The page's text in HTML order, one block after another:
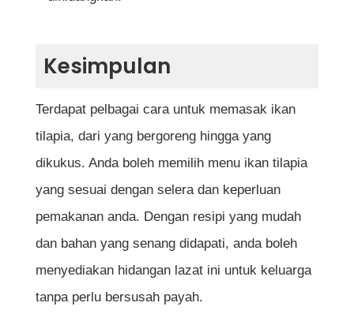
Kesimpulan
Terdapat pelbagai cara untuk memasak ikan
tilapia, dari yang bergoreng hingga yang
dikukus. Anda boleh memilih menu ikan tilapia
yang sesuai dengan selera dan keperluan
pemakanan anda. Dengan resipi yang mudah
dan bahan yang senang didapati, anda boleh
menyediakan hidangan lazat ini untuk keluarga
tanpa perlu bersusah payah.